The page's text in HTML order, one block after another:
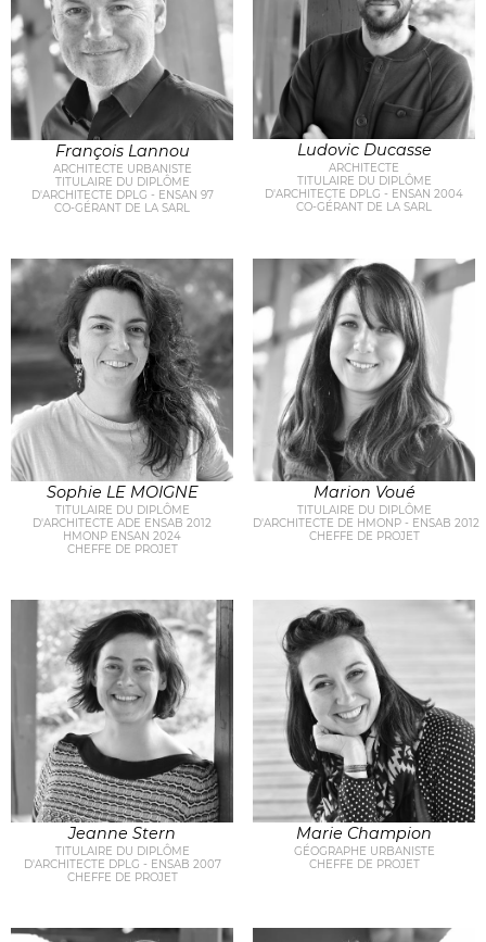
François Lannou
ARCHITECTE URBANISTE
TITULAIRE DU DIPLÔME
D'ARCHITECTE DPLG - ENSAN 97
CO-GÉRANT DE LA SARL
Ludovic Ducasse
ARCHITECTE
TITULAIRE DU DIPLÔME
D'ARCHITECTE DPLG - ENSAN 2004
CO-GÉRANT DE LA SARL
Sophie LE MOIGNE
TITULAIRE DU DIPLÔME
D'ARCHITECTE ADE ENSAB 2012
HMONP ENSAN 2024
CHEFFE DE PROJET
Marion Voué
TITULAIRE DU DIPLÔME
D'ARCHITECTE DE HMONP - ENSAB 2012
CHEFFE DE PROJET
Jeanne Stern
TITULAIRE DU DIPLÔME
D'ARCHITECTE DPLG - ENSAB 2007
CHEFFE DE PROJET
Marie Champion
GÉOGRAPHE URBANISTE
CHEFFE DE PROJET